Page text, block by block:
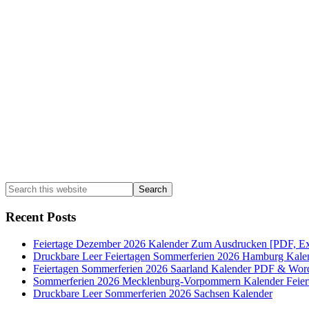
Search
this
website
Recent Posts
Feiertage Dezember 2026 Kalender Zum Ausdrucken [PDF,
Druckbare Leer Feiertagen Sommerferien 2026 Hamburg
Feiertagen Sommerferien 2026 Saarland Kalender PDF &
Sommerferien 2026 Mecklenburg-Vorpommern Kalender
Druckbare Leer Sommerferien 2026 Sachsen Kalender